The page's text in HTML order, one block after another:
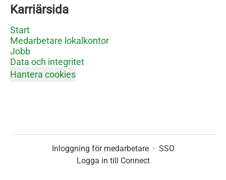
Karriärsida
Start
Medarbetare lokalkontor
Jobb
Data och integritet
Hantera cookies
Inloggning för medarbetare · SSO
Logga in till Connect